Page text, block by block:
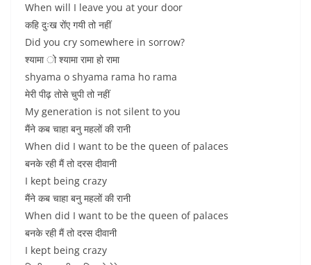
When will I leave you at your door
कहि दुःख रोंए गयी तो नहीं
Did you cry somewhere in sorrow?
श्यामा ो श्यामा रामा हो रामा
shyama o shyama rama ho rama
मेरी पीढ़ तोसे चुपी तो नहीं
My generation is not silent to you
मैंने कब चाहा बनु महलों की रानी
When did I want to be the queen of palaces
बनके रही मैं तो दरस दीवानी
I kept being crazy
मैंने कब चाहा बनु महलों की रानी
When did I want to be the queen of palaces
बनके रही मैं तो दरस दीवानी
I kept being crazy